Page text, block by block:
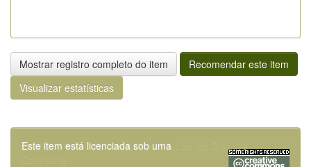
Mostrar registro completo do item
Recomendar este item
Visualizar estatísticas
Este item está licenciada sob uma
Licença Creative
Commons